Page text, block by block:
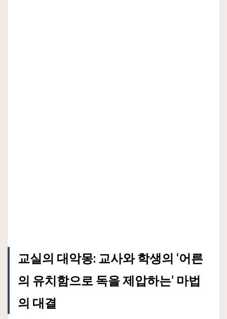
교실의 대악몽: 교사와 학생의 ‘어른
의 유치함으로 독을 제압하는’ 마법
의 대결